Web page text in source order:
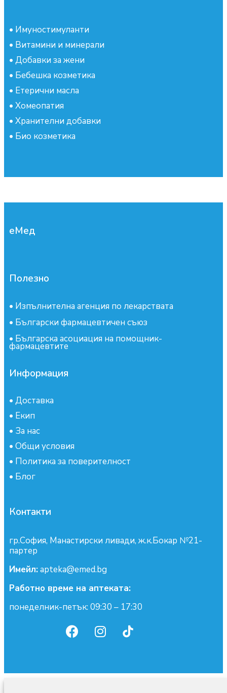
• Имуностимуланти
• Витамини и минерали
• Добавки за жени
• Бебешка козметика
• Етерични масла
• Хомеопатия
• Хранителни добавки
• Био козметика
еМед
Полезно
• Изпълнителна агенция по лекарствата
• Български фармацевтичен съюз
• Българска асоциация на помощник-
фармацевтите
Информация
• Доставка
• Екип
• За нас
• Общи условия
• Политика за поверителност
• Блог
Контакти
гр.София, Манастирски ливади, ж.к.Бокар №21-
партер
Имейл:apteka@emed.bg
Работно време на аптеката:
понеделник-петък: 09:30 – 17:30